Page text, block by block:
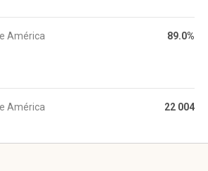
América 89.0%
América 22 004